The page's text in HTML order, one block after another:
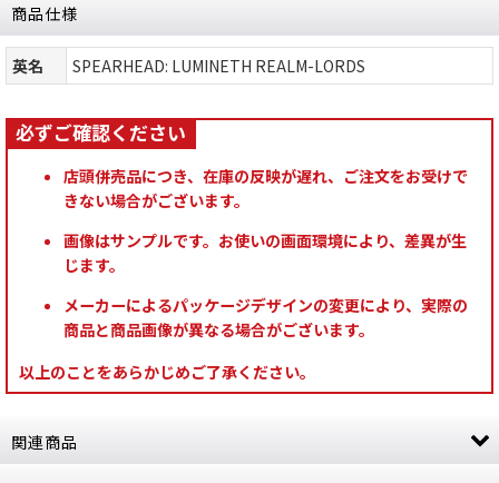
商品仕様
英名 SPEARHEAD: LUMINETH REALM-LORDS
店頭併売品につき、在庫の反映が遅れ、ご注文をお受けで
きない場合がございます。
画像はサンプルです。お使いの画面環境により、差異が生
じます。
メーカーによるパッケージデザインの変更により、実際の
商品と商品画像が異なる場合がございます。
以上のことをあらかじめご了承ください。
関連商品